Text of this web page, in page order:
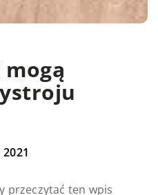
przeczytać ten wpis